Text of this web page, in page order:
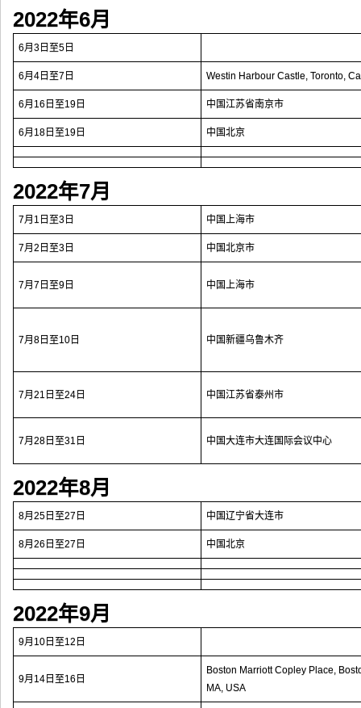
2022年6月
6月3日至5日
6月4日至7日 Westin Harbour Castle, Toronto,
6月16日至19日 中国江苏省南京市
6月18日至19日 中国北京
2022年7月
7月1日至3日 中国上海市
7月2日至3日 中国北京市
7月7日至9日 中国上海市
7月8日至10日 中国新疆乌鲁木齐
7月21日至24日 中国江苏省泰州市
7月28日至31日 中国大连市大连国际会议中心
2022年8月
8月25日至27日 中国辽宁省大连市
8月26日至27日 中国北京
2022年9月
9月10日至12日
9月14日至16日
Boston Marriott Copley Place,
MA, USA